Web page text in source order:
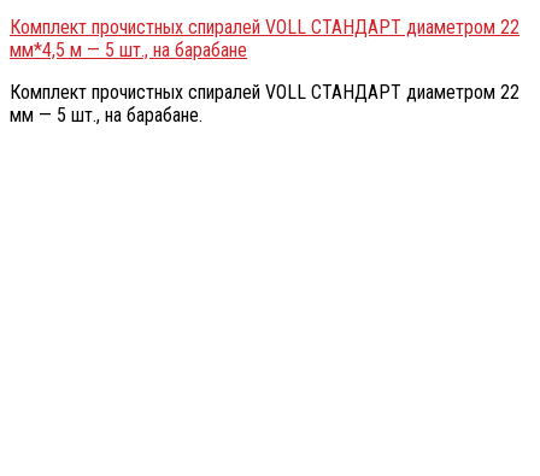
Комплект прочистных спиралей VOLL СТАНДАРТ диаметром 22
мм*4,5 м — 5 шт., на барабане
Комплект прочистных спиралей VOLL СТАНДАРТ диаметром 22
мм — 5 шт., на барабане.